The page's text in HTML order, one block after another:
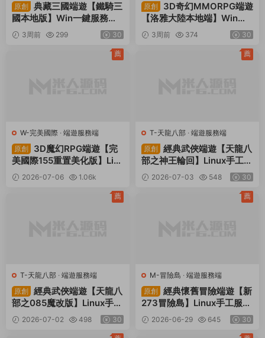
原創
典藏三國端遊【鐵騎三
國本地版】Win一鍵服務端+
PC客戶端+GM命令+視頻架
設教程
3周前 299 30
原創
3D奇幻MMORPG端遊
【洛雅大陸本地端】Win一
鍵服務端+PC客戶端+GM工
具+視頻架設教程
3周前 374 30
W-完美國際 · 端遊服務端
原創
3D魔幻RPG端遊【完
美國際155重置美化版】Lin
ux手工服務端+網頁注冊+G
M工具+PC客戶端+視頻架
2026-07-06
1.06k
薦
T-天龍八部 · 端遊服務端
原創
經典武俠端遊【天龍八
部之神王輪回】Linux手工服
務端+PC客戶端+GM工具
+視頻架設教程
2026-07-03 548 30
薦
T-天龍八部 · 端遊服務端
原創
經典武俠端遊【天龍八
部之085魔改版】Linux手工
服務端+PC客戶端+GM工具
+視頻架設教程
2026-07-02 498 30
薦
M-冒險島 · 端遊服務端
原創
經典懷舊冒險端遊【新
273冒險島】Linux手工服務
端+PC客戶端+登錄器+管理
後台+網頁注冊+視頻架設教
2026-06-29 645 30
薦